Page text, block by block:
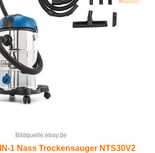
Bildquelle:ebay.de
1 Nass Trockensauger NTS30V2